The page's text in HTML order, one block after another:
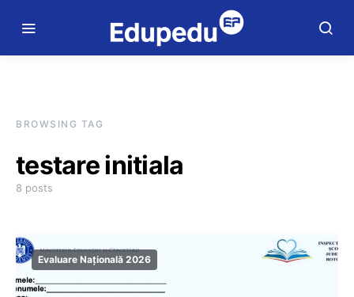
BROWSING TAG
testare initiala
8 posts
Evaluare Națională 2026